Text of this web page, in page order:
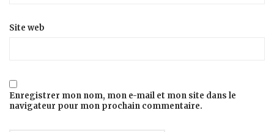
Site web
Enregistrer mon nom, mon e-mail et mon site dans le
navigateur pour mon prochain commentaire.